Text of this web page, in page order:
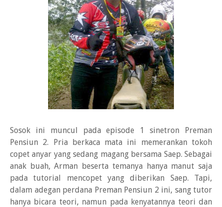
Sosok ini muncul pada episode 1 sinetron Preman
Pensiun 2. Pria berkaca mata ini memerankan tokoh
copet anyar yang sedang magang bersama Saep. Sebagai
anak buah, Arman beserta temanya hanya manut saja
pada tutorial mencopet yang diberikan Saep. Tapi,
dalam adegan perdana Preman Pensiun 2 ini, sang tutor
hanya bicara teori, namun pada kenyatannya teori dan